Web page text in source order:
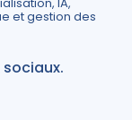
et gestion des